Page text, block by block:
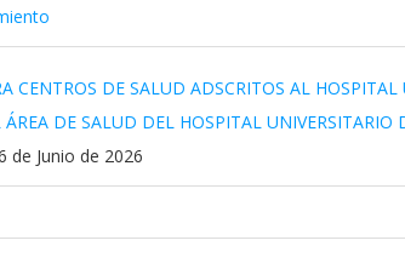
CENTROS DE SALUD ADSCRITOS AL
DE SALUD DEL HOSPITAL UNIVERSITARIO
de Junio de 2026